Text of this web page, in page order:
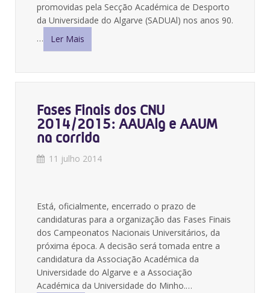
promovidas pela Secção Académica de Desporto
da Universidade do Algarve (SADUAl) nos anos 90.
…
Ler Mais
Fases Finais dos CNU
2014/2015: AAUAlg e AAUM
na corrida
11 julho 2014
Está, oficialmente, encerrado o prazo de
candidaturas para a organização das Fases Finais
dos Campeonatos Nacionais Universitários, da
próxima época. A decisão será tomada entre a
candidatura da Associação Académica da
Universidade do Algarve e a Associação
Académica da Universidade do Minho.…